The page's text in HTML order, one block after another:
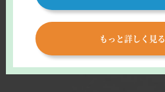
もっと詳しく見る